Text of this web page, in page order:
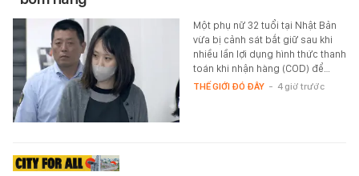
Một phụ nữ 32 tuổi tại Nhật Bản
vừa bị cảnh sát bắt giữ sau khi
nhiều lần lợi dụng hình thức thanh
toán khi nhận hàng (COD) để…
THẾ GIỚI ĐÓ ĐÂY - 4 giờ trước